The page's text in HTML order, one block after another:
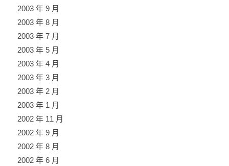
2003 年 9 月
2003 年 8 月
2003 年 7 月
2003 年 5 月
2003 年 4 月
2003 年 3 月
2003 年 2 月
2003 年 1 月
2002 年 11 月
2002 年 9 月
2002 年 8 月
2002 年 6 月